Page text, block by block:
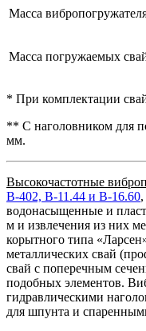
Масса
Масса погружаемых
* При комплектации
** С наголовником для
мм.
Высокочастотные
В-402, В-11.44 и В-16.60
водонасыщенные и
м и извлечения из них
корытного типа
металлических свай
свай с поперечным
подобных элементов.
гидравлическими
для шпунта и